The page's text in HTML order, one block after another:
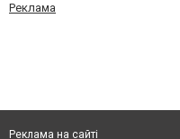
Реклама
Реклама на сайті